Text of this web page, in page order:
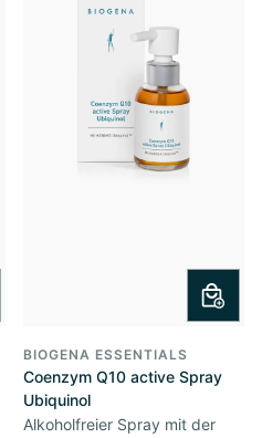
BIOGENA ESSENTIALS
Coenzym Q10 active Spray
Ubiquinol
Alkoholfreier Spray mit der